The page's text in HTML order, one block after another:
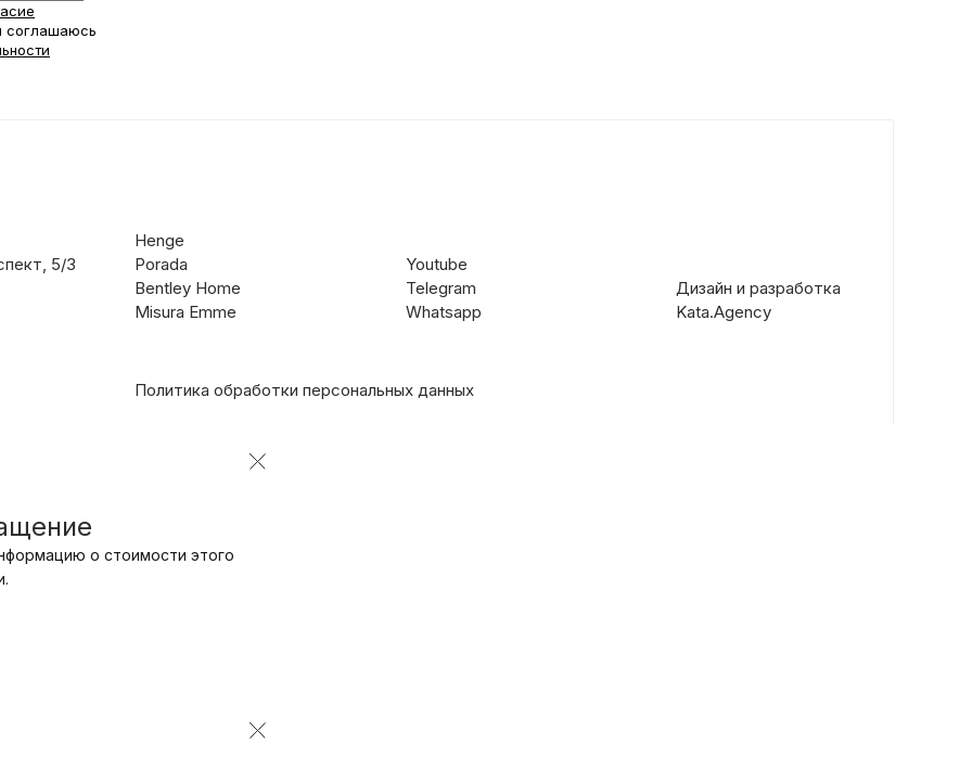
соглашаюсь
5/3
Henge
Porada
Bentley Home
Misura Emme
Youtube
Telegram
Whatsapp
Дизайн и разработка
Kata.Agency
Политика обработки персональных данных
о стоимости этого